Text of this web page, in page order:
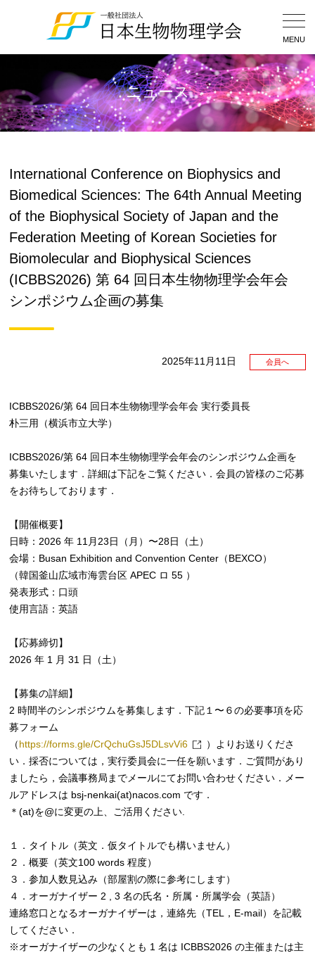
MENU
ニュース
International Conference on Biophysics and
Biomedical Sciences: The 64th Annual Meeting
of the Biophysical Society of Japan and the
Federation Meeting of Korean Societies for
Biomolecular and Biophysical Sciences
(ICBBS2026) 第 64 回⽇本⽣物物理学会年会
シンポジウム企画の募集
2025年11月11日 会員へ
ICBBS2026/第 64 回⽇本⽣物物理学会年会 実⾏委員⻑
朴三用（横浜市立大学）
ICBBS2026/第 64 回⽇本⽣物物理学会年会のシンポジウム企画を
募集いたします．詳細は下記をご覧ください．会員の皆様のご応募
をお待ちしております．
【開催概要】
⽇時：2026 年 11⽉23⽇（月）〜28⽇（土）
会場：Busan Exhibition and Convention Center（BEXCO）
（韓国釜山広域市海雲台区 APEC ロ 55 ）
発表形式：⼝頭
使⽤⾔語：英語
【応募締切】
2026 年 1 ⽉ 31 日（土）
【募集の詳細】
2 時間半のシンポジウムを募集します．下記１〜６の必要事項を応
募フォーム
（ https://forms.gle/CrQchuGsJ5DLsvVi6
）よりお送りくださ
い．採否については，実行委員会に一任を願います．ご質問があり
ましたら，会議事務局までメールにてお問い合わせください．メー
ルアドレスは bsj-nenkai(at)nacos.com です．
＊(at)を@に変更の上、ご活用ください.
１．タイトル（英⽂．仮タイトルでも構いません）
２．概要（英⽂100 words 程度）
３．参加⼈数⾒込み（部屋割の際に参考にします）
４．オーガナイザー 2 , 3 名の⽒名・所属・所属学会（英語）
連絡窓⼝となるオーガナイザーは，連絡先（TEL，E-mail）を記載
してください．
※オーガナイザーの少なくとも 1 名は ICBBS2026 の主催または主